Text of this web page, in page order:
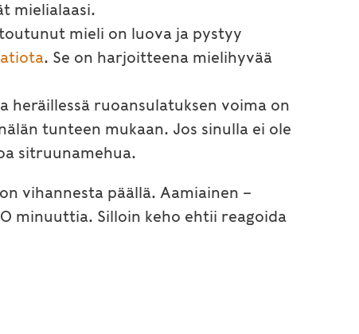
mielialaasi.
mieli on luova ja pystyy
. Se on harjoitteena mielihyvää
heräillessä ruoansulatuksen voima on
tunteen mukaan. Jos sinulla ei ole
sitruunamehua.
vihannesta päällä. Aamiainen –
minuuttia. Silloin keho ehtii reagoida